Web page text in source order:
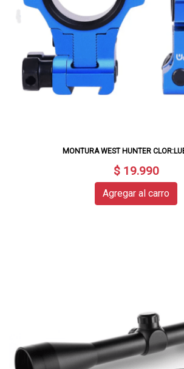
MONTURA WEST HUNTER
$ 19.990
Agregar al carro